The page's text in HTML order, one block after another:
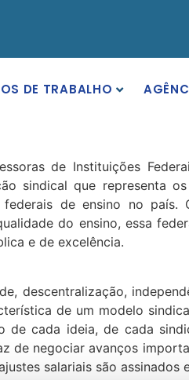
DE TRABALHO
de Instituições
sindical que representa
de ensino no
do ensino, essa
e de excelência.
descentralização,
de um modelo
de cada ideia, de cada
de negociar avanços
salariais são assinados